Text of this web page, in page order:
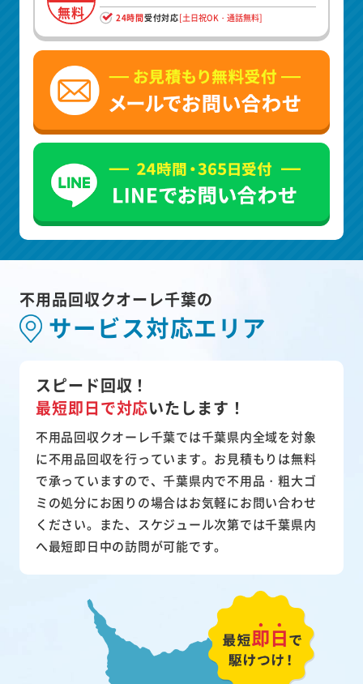
無料 24時間受付対応[土日祝OK・通話無料]
不用品回収クオーレ千葉の
サービス対応エリア
スピード回収！
最短即日で対応いたします！
不用品回収クオーレ千葉では千葉県内全域を対象
に不用品回収を行っています。お見積もりは無料
で承っていますので、千葉県内で不用品・粗大ゴ
ミの処分にお困りの場合はお気軽にお問い合わせ
ください。また、スケジュール次第では千葉県内
へ最短即日中の訪問が可能です。